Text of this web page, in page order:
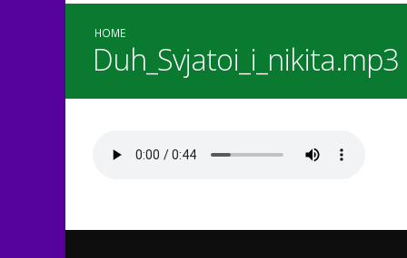
HOME
Duh_Svjatoi_i_nikita.mp3